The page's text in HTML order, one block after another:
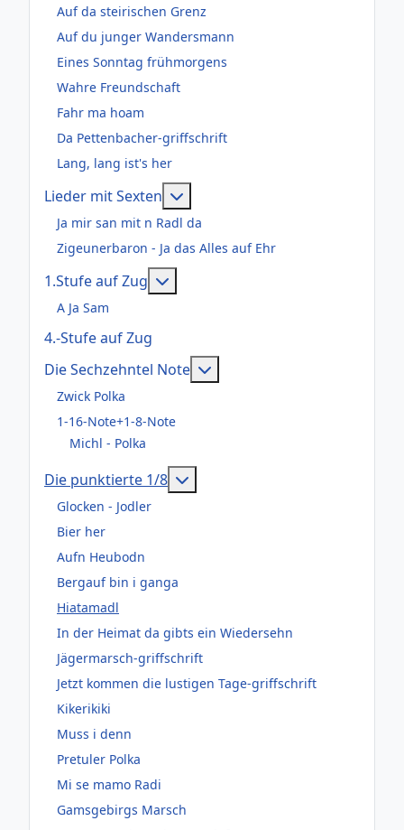
Auf da steirischen Grenz
Auf du junger Wandersmann
Eines Sonntag frühmorgens
Wahre Freundschaft
Fahr ma hoam
Da Pettenbacher-griffschrift
Lang, lang ist's her
Lieder mit Sexten
Ja mir san mit n Radl da
Zigeunerbaron - Ja das Alles auf Ehr
1.Stufe auf Zug
A Ja Sam
4.-Stufe auf Zug
Die Sechzehntel Note
Zwick Polka
1-16-Note+1-8-Note
Michl - Polka
Die punktierte 1/8
Glocken - Jodler
Bier her
Aufn Heubodn
Bergauf bin i ganga
Hiatamadl
In der Heimat da gibts ein Wiedersehn
Jägermarsch-griffschrift
Jetzt kommen die lustigen Tage-griffschrift
Kikerikiki
Muss i denn
Pretuler Polka
Mi se mamo Radi
Gamsgebirgs Marsch